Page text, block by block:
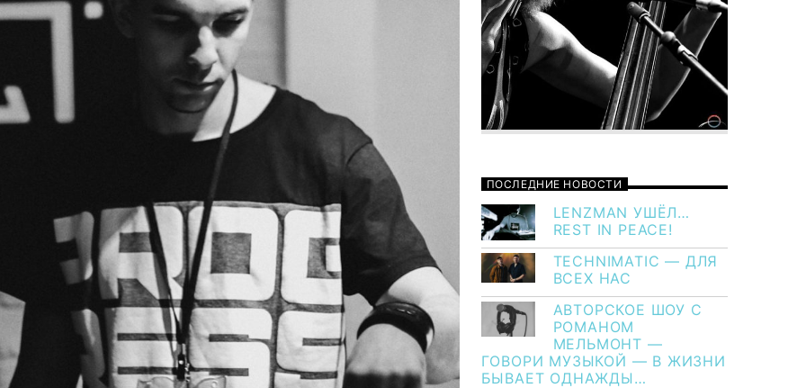
ПОСЛЕДНИЕ НОВОСТИ
LENZMAN УШЁЛ…
REST IN PEACE!
TECHNIMATIC — ДЛЯ
ВСЕХ НАС
АВТОРСКОЕ ШОУ С
РОМАНОМ
МЕЛЬМОНТ —
ГОВОРИ МУЗЫКОЙ — В ЖИЗНИ
БЫВАЕТ ОДНАЖДЫ…